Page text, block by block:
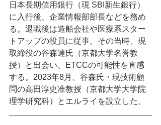
日本長期信用銀行（現 SBI新生銀行）
に入行後、企業情報部部長などを務め
る。退職後は造船会社や医療系スター
トアップの役員に従事。その当時、現
取締役の谷森達氏（京都大学名誉教
授）と出会い、ETCCの可能性を直感
する。2023年8月、谷森氏・現技術顧
問の高田淳史准教授（京都大学大学院
理学研究科）とエルライを設立した。